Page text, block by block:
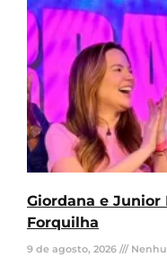
Giordana e
Forquilha
9 de agosto, 2026